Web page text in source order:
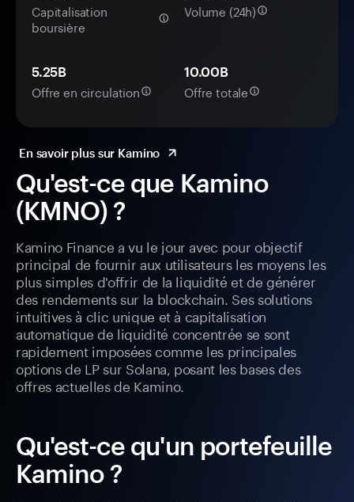
Qu'est-ce que Kamino
(KMNO) ?
Kamino Finance a vu le jour avec pour objectif
principal de fournir aux utilisateurs les moyens les
plus simples d'offrir de la liquidité et de générer
des rendements sur la blockchain. Ses solutions
intuitives à clic unique et à capitalisation
automatique de liquidité concentrée se sont
rapidement imposées comme les principales
options de LP sur Solana, posant les bases des
offres actuelles de Kamino.
Qu'est-ce qu'un portefeuille
Kamino ?
Capitalisation
boursière
Volume (24h)
5.25B
Offre en circulation
10.00B
Offre totale
En savoir plus sur Kamino